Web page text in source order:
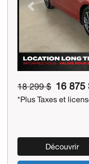
Previous
18 299 $ 16 875
*Plus Taxes et
Découvrir